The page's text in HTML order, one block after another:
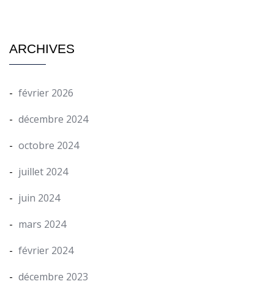
ARCHIVES
février 2026
décembre 2024
octobre 2024
juillet 2024
juin 2024
mars 2024
février 2024
décembre 2023